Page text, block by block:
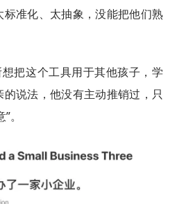
准化、太抽象，没能把他们熟
把这个工具用于其他孩子，学
说法，他没有主动推销过，只
。